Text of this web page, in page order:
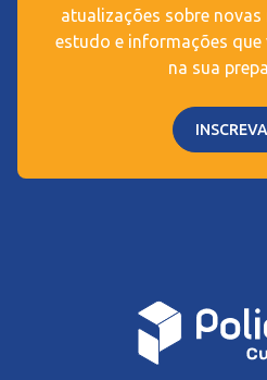
atualizações sobre
estudo e informações
na sua